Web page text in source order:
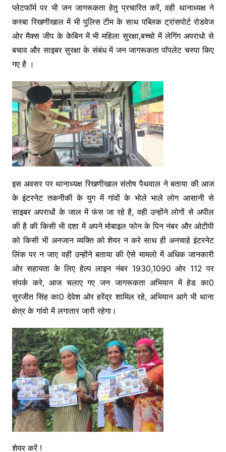
प्लेटफॉर्म पर भी जन जागरूकता हेतु प्रचारित करें, वही थानाध्यक्ष ने
कस्बा रिखणीखाल में भी पुलिस टीम के साथ पब्लिक ट्रांसपोर्ट रोडवेज
ओर मैक्स जीप के केबिन में भी महिला सुरक्षा,बच्चो में लेगिंग अपराधो से
बचाव और साइबर सुरक्षा के संबंध में जन जागरूकता पाॅपलेट चस्पा किए
गए है ।
इस अवसर पर थानाध्यक्ष रिखणीखाल संतोष पैथवाल ने बताया की आज
के इंटरनेट तकनीकी के युग में गांवों के भोले भाले लोग आसानी से
साइबर अपराधों के जाल में फंस जा रहे है, वही उन्होंने लोगों से अपील
की है की किसी भी दशा में अपने मोबाइल फोन के पिन नंबर और ओटीपी
को किसी भी अनजान व्यक्ति को शेयर न करे साथ ही अनचाहे इंटरनेट
लिंक पर न जाए वहीं उन्होंने बताया की ऐसे मामलो में अधिक जानकारी
ओर सहायता के लिए हेल्प लाइन नंबर 1930,1090 ओर 112 पर
संपर्क करे, आज चलाए गए जन जागरूकता अभियान में हेड का0
सुरजीत सिंह का0 देवेश ओर हरेंद्र शामिल रहे, अभियान आगे भी थाना
क्षेत्र के गांवो में लगातार जारी रहेगा।
शेयर करें !